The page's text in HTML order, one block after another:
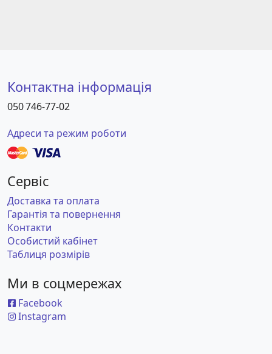
Контактна інформація
050 746-77-02
Адреси та режим роботи
Сервіс
Доставка та оплата
Гарантія та повернення
Контакти
Особистий кабінет
Таблиця розмірів
Ми в соцмережах
Facebook
Instagram